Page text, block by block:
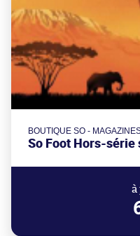
BOUTIQUE SO -
So Foot Hors-
à